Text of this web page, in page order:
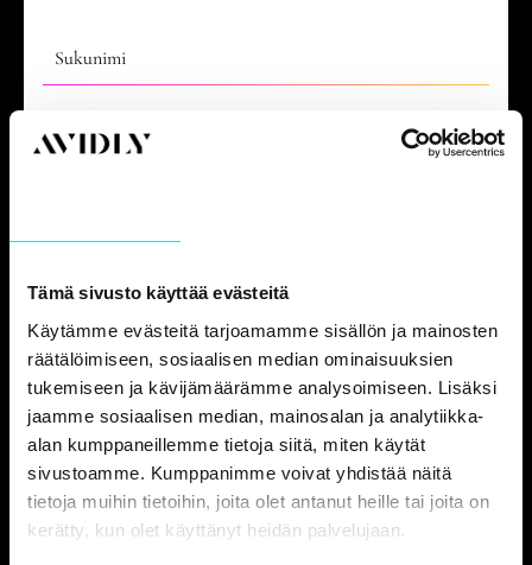
Tämä sivusto käyttää evästeitä
Käytämme evästeitä tarjoamamme sisällön ja mainosten
räätälöimiseen, sosiaalisen median ominaisuuksien
tukemiseen ja kävijämäärämme analysoimiseen. Lisäksi
jaamme sosiaalisen median, mainosalan ja analytiikka-
alan kumppaneillemme tietoja siitä, miten käytät
sivustoamme. Kumppanimme voivat yhdistää näitä
tietoja muihin tietoihin, joita olet antanut heille tai joita on
kerätty, kun olet käyttänyt heidän palvelujaan.
Sukunimi
Yrityksen nimi*
Mikä seuraavista parhaiten kuvaa rooliasi? *
Avidly on sitoutunut suojelemaan ja kunnioittamaan
yksityisyyttäsi, ja käytämme henkilötietojasi tilisi hallintaan
ja tilaamiesi palveluiden ja tuotteiden tuottamiseen. Välillä